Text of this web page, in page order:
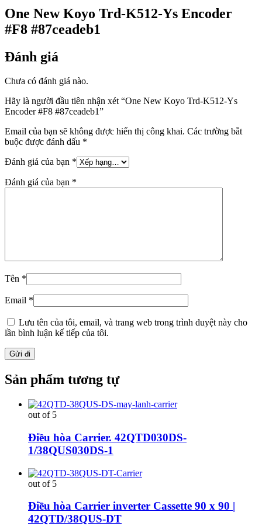
One New Koyo Trd-K512-Ys Encoder
#F8 #87ceadeb1
Đánh giá
Chưa có đánh giá nào.
Hãy là người đầu tiên nhận xét “One New Koyo Trd-K512-Ys
Encoder #F8 #87ceadeb1”
Email của bạn sẽ không được hiển thị công khai. Các trường bắt
buộc được đánh dấu *
Đánh giá của bạn *
Đánh giá của bạn *
Tên *
Email *
Lưu tên của tôi, email, và trang web trong trình duyệt này cho
lần bình luận kế tiếp của tôi.
Sản phẩm tương tự
out of 5
Điều hòa Carrier. 42QTD030DS-
1/38QUS030DS-1
out of 5
Điều hòa Carrier inverter Cassette 90 x 90 |
42QTD/38QUS-DT